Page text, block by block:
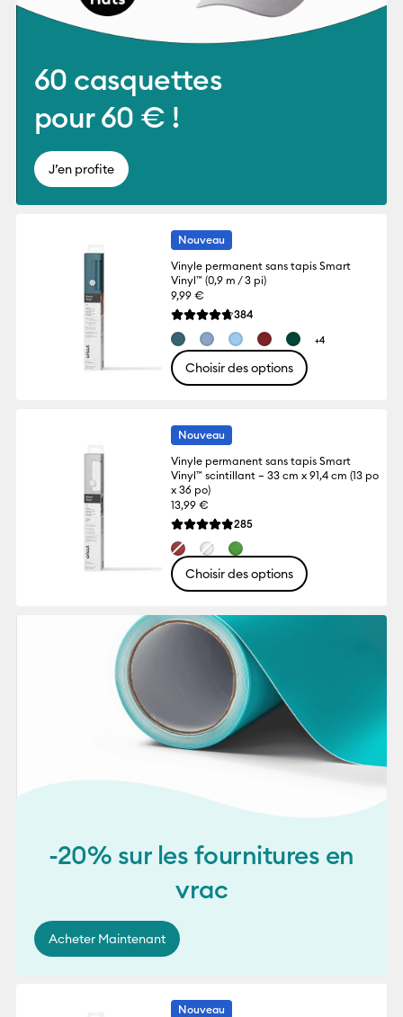
60 casquettes
pour 60 € !
J’en profite
Nouveau
Vinyle permanent sans tapis Smart
Vinyl™ (0,9 m / 3 pi)
9,99 €
La note moyenne de ce produit est 4.7
384
+4
Choisir des options
Nouveau
Vinyle permanent sans tapis Smart
Vinyl™ scintillant – 33 cm x 91,4 cm (13 po
x 36 po)
13,99 €
La note moyenne de ce produit est 4.8
285Reviews
Choisir des options
-20% sur les fournitures en
vrac
Acheter Maintenant
Nouveau